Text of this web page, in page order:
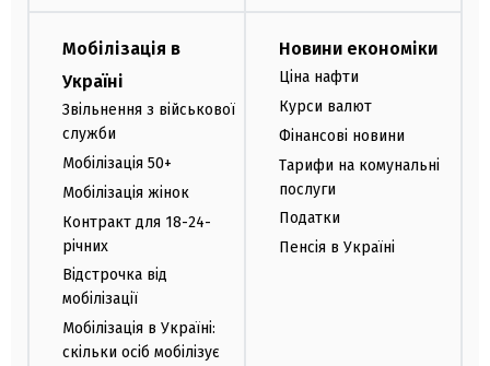
Мобілізація в
Україні
Звільнення з військової
служби
Мобілізація 50+
Мобілізація жінок
Контракт для 18-24-
річних
Відстрочка від
мобілізації
Мобілізація в Україні:
скільки осіб мобілізує
Новини економіки
Ціна нафти
Курси валют
Фінансові новини
Тарифи на комунальні
послуги
Податки
Пенсія в Україні